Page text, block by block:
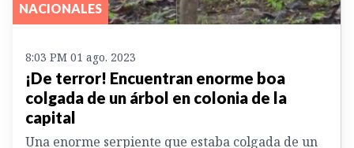
NACIONALES
8:03 PM 01 ago. 2023
¡De terror! Encuentran enorme boa
colgada de un árbol en colonia de la
capital
Una enorme serpiente que estaba colgada de un